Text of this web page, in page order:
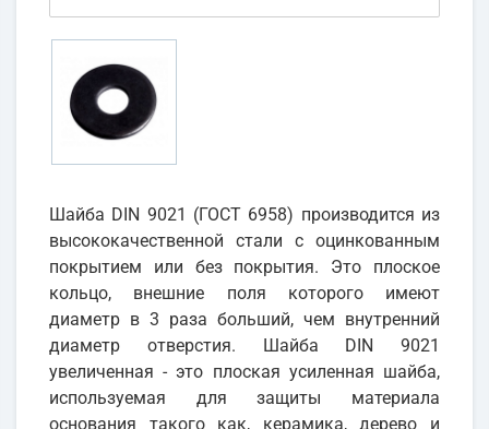
Шайба DIN 9021 (ГОСТ 6958) производится из
высококачественной стали с оцинкованным
покрытием или без покрытия. Это плоское
кольцо, внешние поля которого имеют
диаметр в 3 раза больший, чем внутренний
диаметр отверстия. Шайба DIN 9021
увеличенная - это плоская усиленная шайба,
используемая для защиты материала
основания такого как, керамика, дерево и